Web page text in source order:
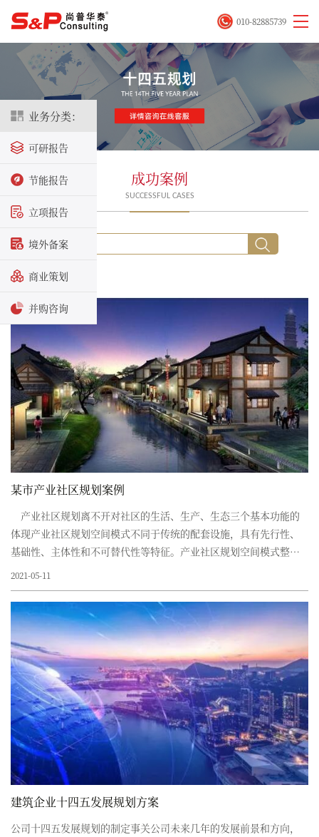
业务分类：
可研报告
节能报告
立项报告
境外备案
商业策划
并购咨询
010-82885739
成功案例
SUCCESSFUL CASES
某市产业社区规划案例
产业社区规划离不开对社区的生活、生产、生态三个基本功能的
体现产业社区规划空间模式不同于传统的配套设施，具有先行性、
基础性、主体性和不可替代性等特征。产业社区规划空间模式整体
不可分割，更不可简化，是社区发展的基础载体。某市产业社区规
划方案：...
2021-05-11
建筑企业十四五发展规划方案
公司十四五发展规划的制定事关公司未来几年的发展前景和方向，